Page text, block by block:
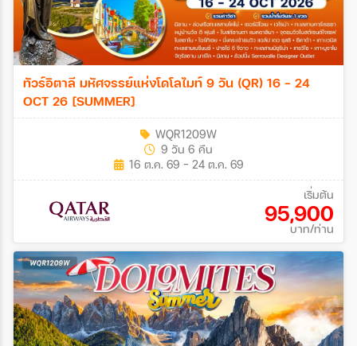
ทัวร์อิตาลี มหัศจรรย์แห่งโดโลไมท์ 9 วัน (QR) 16 - 24
OCT 26 [SUMMER]
WQR1209W
9 วัน 6 คืน
16 ต.ค. 69 - 24 ต.ค. 69
เริ่มต้น
95,900
บาท/ท่าน